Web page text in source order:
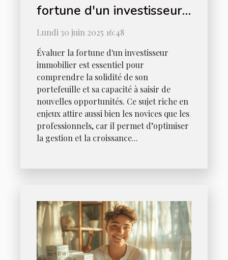
fortune d'un investisseur
immobilier ?
Lundi 30 juin 2025 16:48
Évaluer la fortune d'un investisseur
immobilier est essentiel pour
comprendre la solidité de son
portefeuille et sa capacité à saisir de
nouvelles opportunités. Ce sujet riche en
enjeux attire aussi bien les novices que les
professionnels, car il permet d’optimiser
la gestion et la croissance...